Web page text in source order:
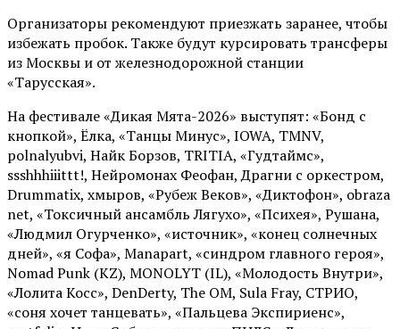
Организаторы рекомендуют приезжать заранее, чтобы
избежать пробок. Также будут курсировать трансферы
из Москвы и от железнодорожной станции
«Тарусская».
На фестивале «Дикая Мята-2026» выступят: «Бонд с
кнопкой», Ёлка, «Танцы Минус», IOWA, TMNV,
polnalyubvi, Найк Борзов, TRITIA, «Гудтаймс»,
ssshhhiiittt!, Нейромонах Феофан, Драгни с оркестром,
Drummatix, хмыров, «Рубеж Веков», «Диктофон», obraza
net, «Токсичный ансамбль Лягухо», «Психея», Рушана,
«Людмил Огурченко», «источник», «конец солнечных
дней», «я Софа», Manapart, «синдром главного героя»,
Nomad Punk (KZ), MONOLYT (IL), «Молодость Внутри»,
«Лолита Косс», DenDerty, The OM, Sula Fray, СТРИО,
«соня хочет танцевать», «Пальцева Экспириенс»,